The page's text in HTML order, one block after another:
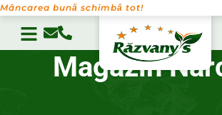
Mâncarea bună schimbă tot!
Magazin